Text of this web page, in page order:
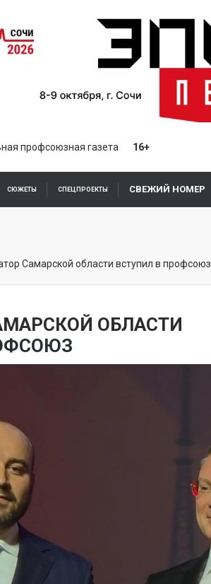
профсоюзная газета 16+
СЮЖЕТЫ СПЕЦПРОЕКТЫ СВЕЖИЙ НОМЕР
Самарской области вступил в профсоюз
ОБЛАСТИ